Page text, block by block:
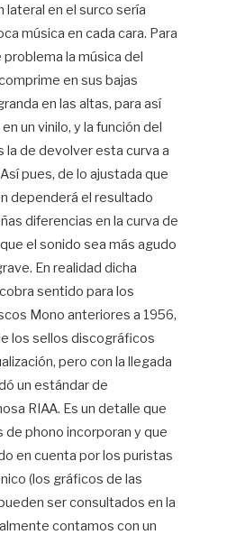
lateral en el surco sería
música en cada cara. Para
la música del
en sus bajas
en las altas, para así
un vinilo, y la función del
la de devolver esta curva a
pues, de lo ajustada que
dependerá el resultado
diferencias en la curva de
el sonido sea más agudo
En realidad dicha
sentido para los
Mono anteriores a 1956,
los sellos discográficos
pero con la llegada
un estándar de
RIAA. Es un detalle que
phono incorporan y que
en cuenta por los puristas
(los gráficos de las
ser consultados en la
contamos con un